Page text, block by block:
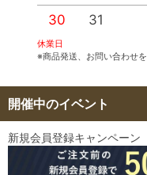
30 31
休業日
※商品発送、お問い合わせを
開催中のイベント
新規会員登録キャンペーン